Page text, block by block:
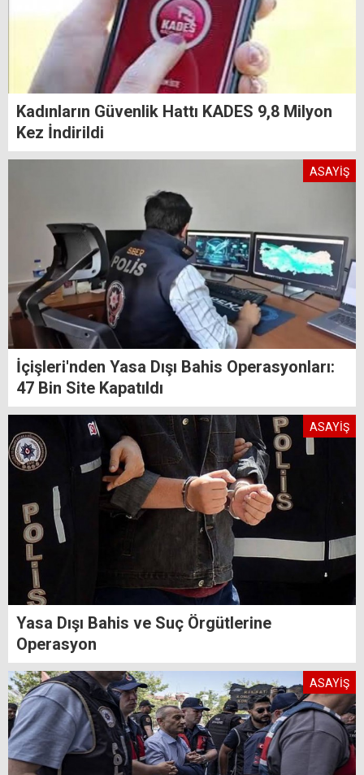
Kadınların Güvenlik Hattı KADES 9,8 Milyon
Kez İndirildi
ASAYİŞ
İçişleri'nden Yasa Dışı Bahis Operasyonları:
47 Bin Site Kapatıldı
ASAYİŞ
Yasa Dışı Bahis ve Suç Örgütlerine
Operasyon
ASAYİŞ